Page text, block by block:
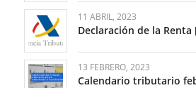
11 ABRIL, 2023
Declaración de la Renta
13 FEBRERO, 2023
Calendario tributario